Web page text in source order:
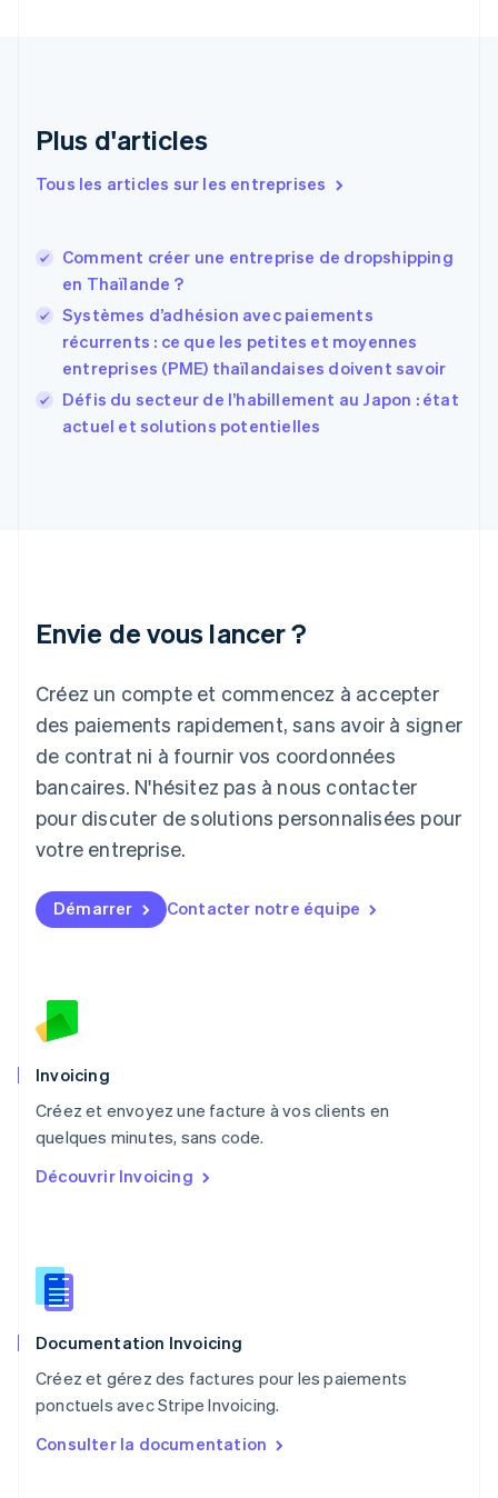
Plus d'articles
Tous les articles sur les entreprises
Comment créer une entreprise de dropshipping
en Thaïlande ?
Systèmes d’adhésion avec paiements
récurrents : ce que les petites et moyennes
entreprises (PME) thaïlandaises doivent savoir
Défis du secteur de l’habillement au Japon : état
actuel et solutions potentielles
Envie de vous lancer ?
Créez un compte et commencez à accepter
des paiements rapidement, sans avoir à signer
de contrat ni à fournir vos coordonnées
bancaires. N'hésitez pas à nous contacter
pour discuter de solutions personnalisées pour
votre entreprise.
Démarrer Contacter notre équipe
Invoicing
Créez et envoyez une facture à vos clients en
quelques minutes, sans code.
Découvrir Invoicing
Documentation Invoicing
Créez et gérez des factures pour les paiements
ponctuels avec Stripe Invoicing.
Consulter la documentation
Español English
English
Finlande
EnglishSvenska
Français English
Gibraltar
English
Grèce
Hongrie
日本語 English
English
Liechtenstein
Deutsch English
Lituanie
English
Luxembourg
FrançaisDeutschEnglish
Malaisie
Malte
English
Mexique
English
Nouvelle-Zélande
Pays-Bas
Nederlands
Pologne
English
PortuguêsEnglish
English
Roumanie
Royaume-Uni
Singapour
English 简体中文
English